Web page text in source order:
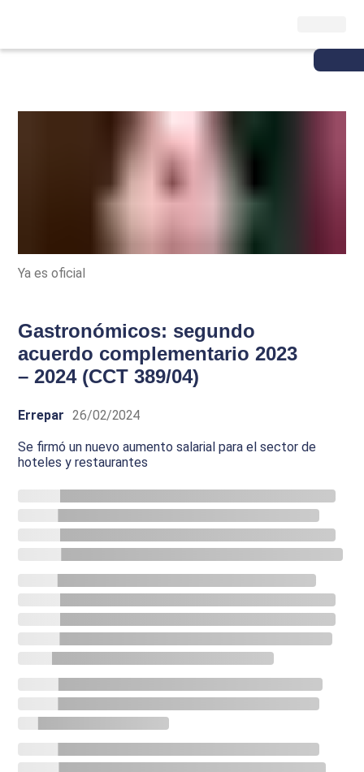
Ya es oficial
Gastronómicos: segundo
acuerdo complementario 2023
– 2024 (CCT 389/04)
Errepar 26/02/2024
Se firmó un nuevo aumento salarial para el sector de
hoteles y restaurantes